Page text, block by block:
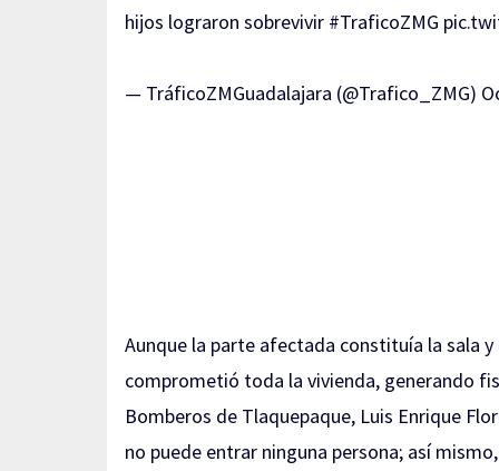
hijos lograron sobrevivir #TraficoZMG
— TráficoZMGuadalajara (@Trafico_ZMG)
Aunque la parte afectada constituía la sala
comprometió toda la vivienda, generando
Bomberos de Tlaquepaque, Luis Enrique
no puede entrar ninguna persona; así